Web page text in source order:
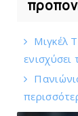
Mιγκέλ
ενισχύσει